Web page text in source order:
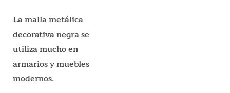
La malla metálica
decorativa negra se
utiliza mucho en
armarios y muebles
modernos.